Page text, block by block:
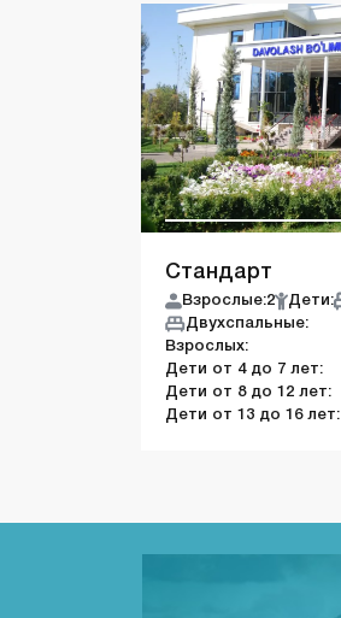
Стандарт
Взрослые:2 Дети:
Двухспальные:
Взрослых:
Дети от 4 до 7 лет:
Дети от 8 до 12 лет:
Дети от 13 до 16 лет: